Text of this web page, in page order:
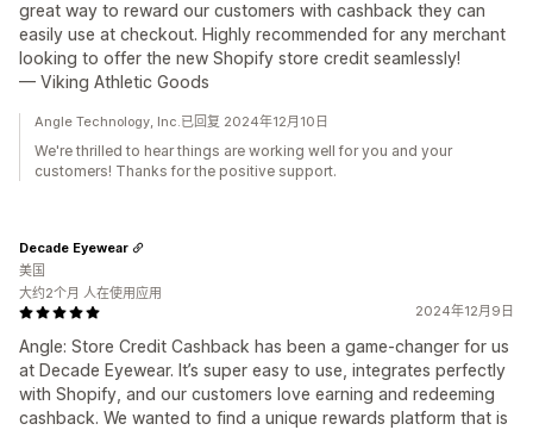
great way to reward our customers with cashback they can
easily use at checkout. Highly recommended for any merchant
looking to offer the new Shopify store credit seamlessly!
— Viking Athletic Goods
Angle Technology, Inc.已回复 2024年12月10日
We're thrilled to hear things are working well for you and your
customers! Thanks for the positive support.
2024年12月9日
Angle: Store Credit Cashback has been a game-changer for us
at Decade Eyewear. It’s super easy to use, integrates perfectly
with Shopify, and our customers love earning and redeeming
cashback. We wanted to find a unique rewards platform that is
Decade Eyewear
美国
大约2个月 人在使用应用